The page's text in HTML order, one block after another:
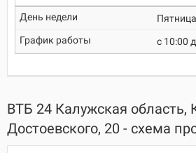
Пятница
c 10:00
ВТБ 24 Калужская область,
Достоевского, 20 - схема